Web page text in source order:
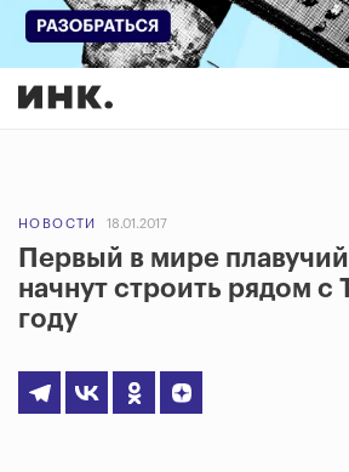
НОВОСТИ 18.01.2017
Первый в мире
начнут строить рядом с
году